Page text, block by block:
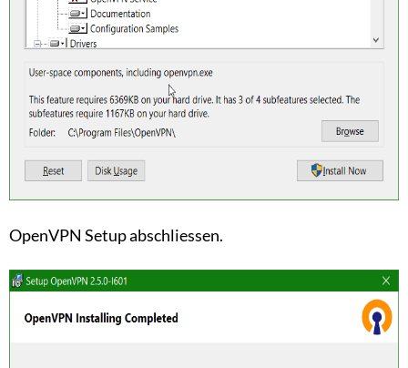
OpenVPN Setup abschliessen.